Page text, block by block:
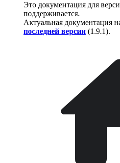
Это документация для
поддерживается.
Актуальная документация
последней версии (1.9.1).